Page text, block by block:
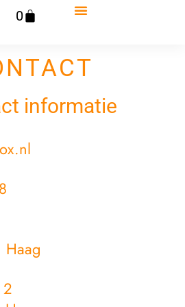
0
Winkelwagen
informatie
2